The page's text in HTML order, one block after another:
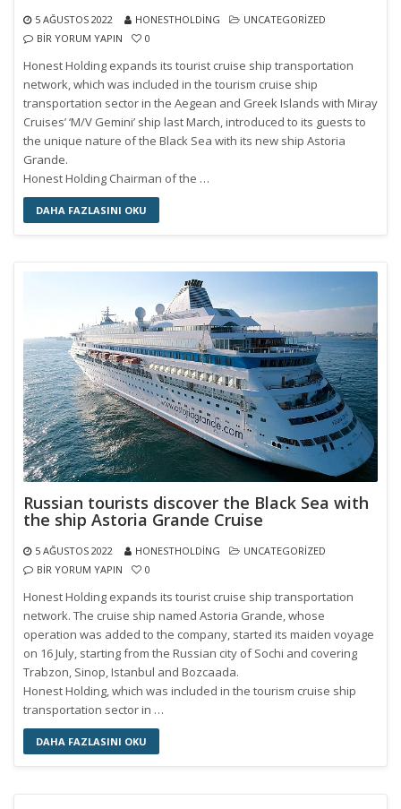
5 AĞUSTOS 2022 HONESTHOLDING
UNCATEGORIZED
BIR YORUM YAPIN
0
Honest Holding expands its tourist cruise ship transportation
network, which was included in the tourism cruise ship
transportation sector in the Aegean and Greek Islands with Miray
Cruises’ ‘M/V Gemini’ ship last March, introduced to its guests to
the unique nature of the Black Sea with its new ship Astoria
Grande.
Honest Holding Chairman of the …
DAHA FAZLASINI OKU
Russian tourists discover the Black Sea with
the ship Astoria Grande Cruise
5 AĞUSTOS 2022 HONESTHOLDING
UNCATEGORIZED
BIR YORUM YAPIN
0
Honest Holding expands its tourist cruise ship transportation
network. The cruise ship named Astoria Grande, whose
operation was added to the company, started its maiden voyage
on 16 July, starting from the Russian city of Sochi and covering
Trabzon, Sinop, Istanbul and Bozcaada.
Honest Holding, which was included in the tourism cruise ship
transportation sector in …
DAHA FAZLASINI OKU